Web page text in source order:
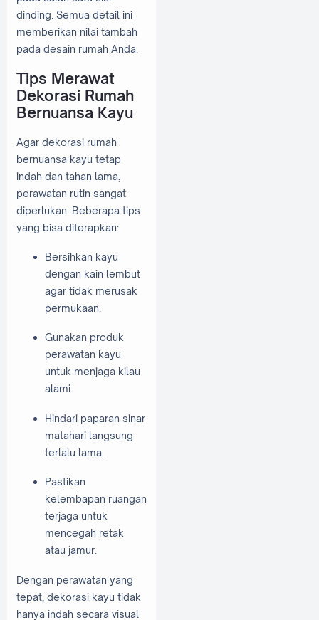
dinding. Semua detail ini
memberikan nilai tambah
pada desain rumah Anda.
Tips Merawat
Dekorasi Rumah
Bernuansa Kayu
Agar dekorasi rumah
bernuansa kayu tetap
indah dan tahan lama,
perawatan rutin sangat
diperlukan. Beberapa tips
yang bisa diterapkan:
Bersihkan kayu
dengan kain lembut
agar tidak merusak
permukaan.
Gunakan produk
perawatan kayu
untuk menjaga kilau
alami.
Hindari paparan sinar
matahari langsung
terlalu lama.
Pastikan
kelembapan ruangan
terjaga untuk
mencegah retak
atau jamur.
Dengan perawatan yang
tepat, dekorasi kayu tidak
hanya indah secara visual